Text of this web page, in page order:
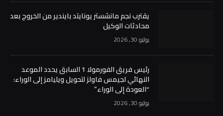
يقترب نجم مانشستر يونايتد بايندير من الخروج بعد
محادثات الوكيل
يوليو 30, 2026
رئيس فريق الفورمولا 1 السابق يحدد الموعد
النهائي لجيمس فاولز لتحويل ويليامز إلى الوراء:
“العودة إلى الوراء”
يوليو 30, 2026